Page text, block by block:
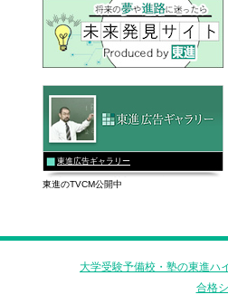
東進広告ギャラリー
東進のTVCM公開中
大学受験予備校・塾の東進ハ
合格